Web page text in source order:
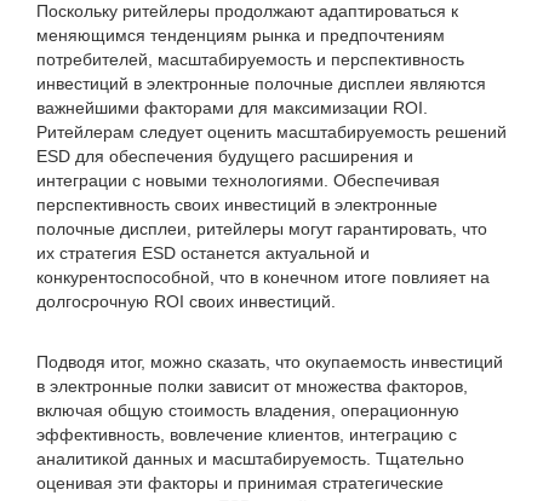
Поскольку ритейлеры продолжают адаптироваться к
меняющимся тенденциям рынка и предпочтениям
потребителей, масштабируемость и перспективность
инвестиций в электронные полочные дисплеи являются
важнейшими факторами для максимизации ROI.
Ритейлерам следует оценить масштабируемость решений
ESD для обеспечения будущего расширения и
интеграции с новыми технологиями. Обеспечивая
перспективность своих инвестиций в электронные
полочные дисплеи, ритейлеры могут гарантировать, что
их стратегия ESD останется актуальной и
конкурентоспособной, что в конечном итоге повлияет на
долгосрочную ROI своих инвестиций.
Подводя итог, можно сказать, что окупаемость инвестиций
в электронные полки зависит от множества факторов,
включая общую стоимость владения, операционную
эффективность, вовлечение клиентов, интеграцию с
аналитикой данных и масштабируемость. Тщательно
оценивая эти факторы и принимая стратегические